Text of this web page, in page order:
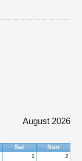
August 2026
Sat Sun
1 2